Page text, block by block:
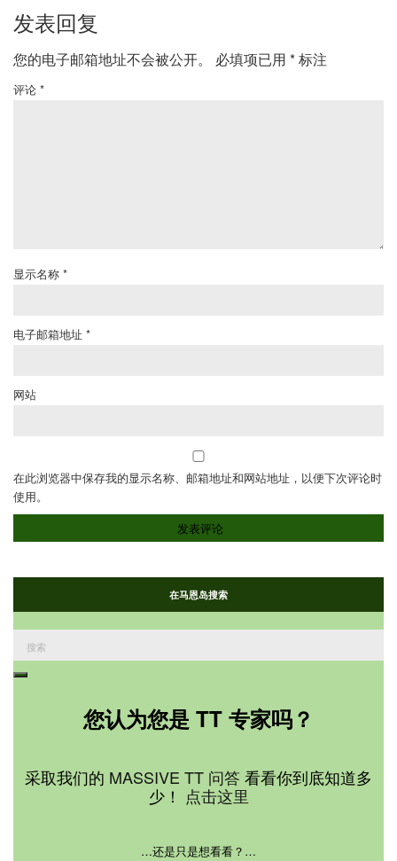
发表回复
您的电子邮箱地址不会被公开。 必填项已用 *标注
评论 *
显示名称 *
电子邮箱地址 *
网站
在此浏览器中保存我的显示名称、邮箱地址和网站地址，以便下次评论时
使用。
在马恩岛搜索
索：
搜
您认为您是 TT 专家吗？
采取我们的 MASSIVE TT 问答 看看你到底知道多
少！ 点击这里
…还是只是想看看？…